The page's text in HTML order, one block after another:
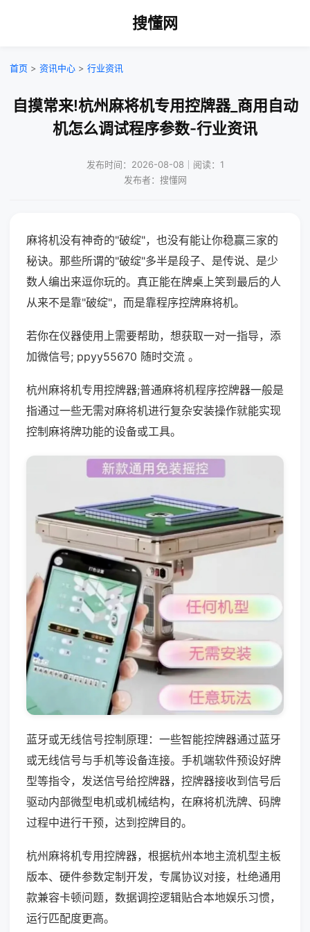
搜懂网
首页 > 资讯中心 > 行业资讯
自摸常来!杭州麻将机专用控牌器_商用自动
机怎么调试程序参数-行业资讯
发布时间：2026-08-08｜阅读：1
发布者：搜懂网
麻将机没有神奇的"破绽"，也没有能让你稳赢三家的
秘诀。那些所谓的"破绽"多半是段子、是传说、是少
数人编出来逗你玩的。真正能在牌桌上笑到最后的人
从来不是靠"破绽"，而是靠程序控牌麻将机。
若你在仪器使用上需要帮助，想获取一对一指导，添
加微信号; ppyy55670 随时交流 。
杭州麻将机专用控牌器;普通麻将机程序控牌器一般是
指通过一些无需对麻将机进行复杂安装操作就能实现
控制麻将牌功能的设备或工具。
蓝牙或无线信号控制原理：一些智能控牌器通过蓝牙
或无线信号与手机等设备连接。手机端软件预设好牌
型等指令，发送信号给控牌器，控牌器接收到信号后
驱动内部微型电机或机械结构，在麻将机洗牌、码牌
过程中进行干预，达到控牌目的。
杭州麻将机专用控牌器，根据杭州本地主流机型主板
版本、硬件参数定制开发，专属协议对接，杜绝通用
款兼容卡顿问题，数据调控逻辑贴合本地娱乐习惯，
运行匹配度更高。